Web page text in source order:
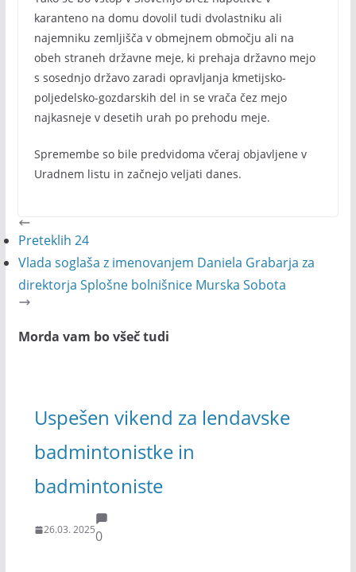
karanteno na domu dovolil tudi dvolastniku ali
najemniku zemljišča v obmejnem območju ali na
obeh straneh državne meje, ki prehaja državno mejo
s sosednjo državo zaradi opravljanja kmetijsko-
poljedelsko-gozdarskih del in se vrača čez mejo
najkasneje v desetih urah po prehodu meje.
Spremembe so bile predvidoma včeraj objavljene v
Uradnem listu in začnejo veljati danes.
Preteklih 24
Vlada soglaša z imenovanjem Daniela Grabarja za
direktorja Splošne bolnišnice Murska Sobota
Morda vam bo všeč tudi
Uspešen vikend za lendavske
badmintonistke in
badmintoniste
26.03. 20250